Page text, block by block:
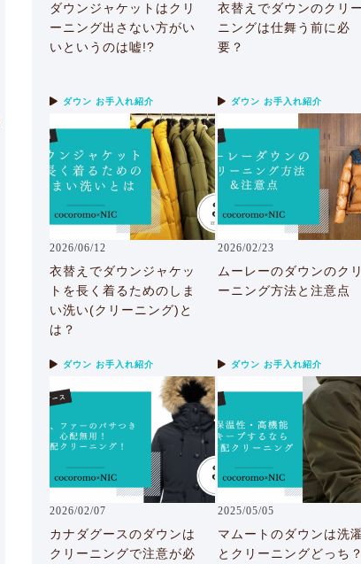
ダウンジャケットはクリ
ーニング出さない方がい
いというのは嘘!?
衣替えでダウンのクリー
ニングは仕舞う前に必
要？
ダウン お手入れ紹介
2026/06/12
衣替えでダウンジャケッ
トを長く着るためのしま
い洗い(クリーニング)と
は？
ダウン お手入れ紹介
2026/02/23
ムーレーのダウンのクリ
ーニング方法と注意点
ダウン お手入れ紹介
2026/02/07
カナダグースのダウンは
クリーニングで注意が必
ダウン お手入れ紹介
2025/05/05
マムートのダウンは洗濯
とクリーニングどっち？